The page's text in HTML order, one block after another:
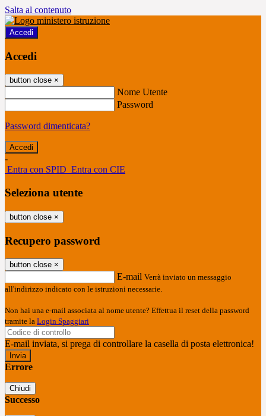
Salta al contenuto
Accedi
Accedi
button close ×
Nome Utente
Password
Password dimenticata?
-
Entra con SPID Entra con CIE
Seleziona utente
button close ×
Recupero password
button close ×
E-mail Verrà inviato un messaggio
all'indirizzo indicato con le istruzioni necessarie.
Non hai una e-mail associata al nome utente? Effettua il reset della password
tramite la Login Spaggiari
E-mail inviata, si prega di controllare la casella di posta elettronica!
Errore
Chiudi
Successo